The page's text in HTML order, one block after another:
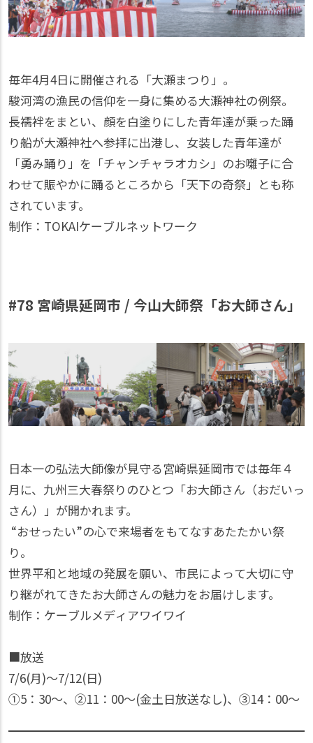
毎年4月4日に開催される「大瀬まつり」。
駿河湾の漁民の信仰を一身に集める大瀬神社の例祭。
長襦袢をまとい、顔を白塗りにした青年達が乗った踊
り船が大瀬神社へ参拝に出港し、女装した青年達が
「勇み踊り」を「チャンチャラオカシ」のお囃子に合
わせて賑やかに踊るところから「天下の奇祭」とも称
されています。
制作：TOKAIケーブルネットワーク
#78 宮崎県延岡市 / 今山大師祭「お大師さん」
日本一の弘法大師像が見守る宮崎県延岡市では毎年４
月に、九州三大春祭りのひとつ「お大師さん（おだいっ
さん）」が開かれます。
“おせったい”の心で来場者をもてなすあたたかい祭
り。
世界平和と地域の発展を願い、市民によって大切に守
り継がれてきたお大師さんの魅力をお届けします。
制作：ケーブルメディアワイワイ
■放送
7/6(月)〜7/12(日)
①5：30〜、②11：00〜(金土日放送なし)、③14：00〜